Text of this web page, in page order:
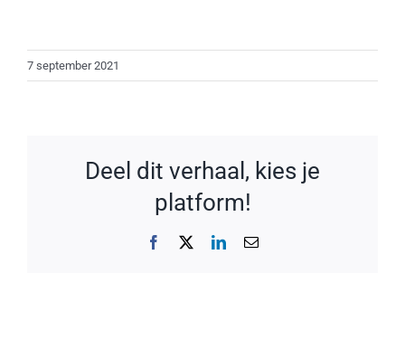
7 september 2021
Deel dit verhaal, kies je
platform!
Facebook LinkedIn
E-